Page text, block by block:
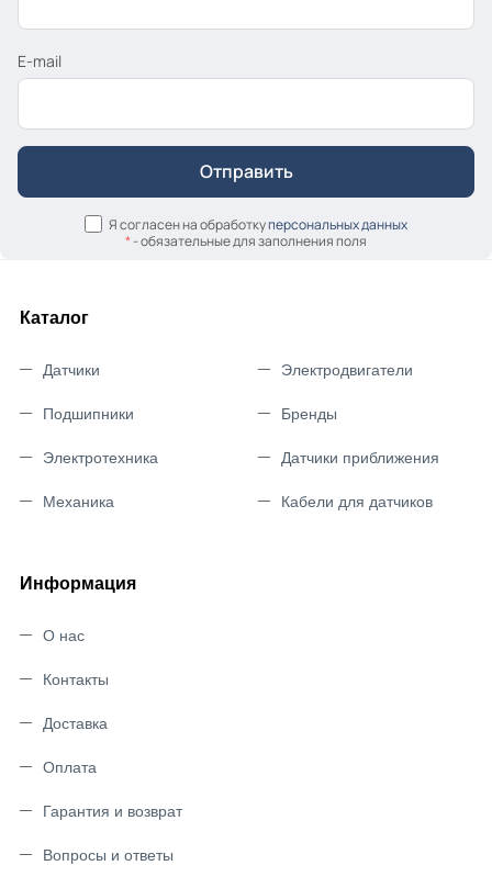
E-mail
Я согласен на обработкуперсональных данных
*- обязательные для заполнения поля
Каталог
Датчики
Подшипники
Электротехника
Механика
Электродвигатели
Бренды
Датчики приближения
Кабели для датчиков
Информация
О нас
Контакты
Доставка
Оплата
Гарантия и возврат
Вопросы и ответы